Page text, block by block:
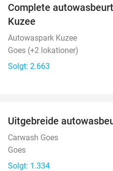
Complete
Kuzee
Autowaspark Kuzee
Goes (+2 lokationer)
Solgt: 2.663
Uitgebreide
Carwash Goes
Goes
Solgt: 1.334